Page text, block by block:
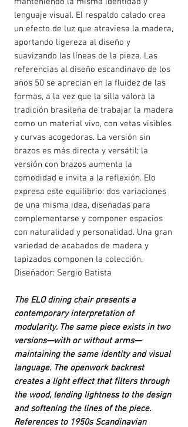
lenguaje visual. El respaldo calado crea
un efecto de luz que atraviesa la madera,
aportando ligereza al diseño y
suavizando las líneas de la pieza. Las
referencias al diseño escandinavo de los
años 50 se aprecian en la fluidez de las
formas, a la vez que la silla valora la
tradición brasileña de trabajar la madera
como un material vivo, con vetas visibles
y curvas acogedoras. La versión sin
brazos es más directa y versátil; la
versión con brazos aumenta la
comodidad e invita a la reflexión. Elo
expresa este equilibrio: dos variaciones
de una misma idea, diseñadas para
complementarse y componer espacios
con naturalidad y personalidad. Una gran
variedad de acabados de madera y
tapizados componen la colección.
Diseñador: Sergio Batista
The ELO dining chair presents a
contemporary interpretation of
modularity. The same piece exists in two
versions—with or without arms—
maintaining the same identity and visual
language. The openwork backrest
creates a light effect that filters through
the wood, lending lightness to the design
and softening the lines of the piece.
References to 1950s Scandinavian